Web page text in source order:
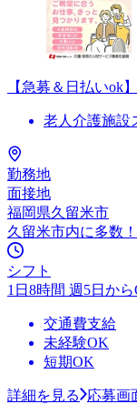
【急募＆日払いok
老人介護施設
勤務地
面接地
福岡県久留米市
久留米市内に多数
シフト
1日8時間 週5日か
交通費支給
未経験OK
短期OK
詳細を見る 応募画